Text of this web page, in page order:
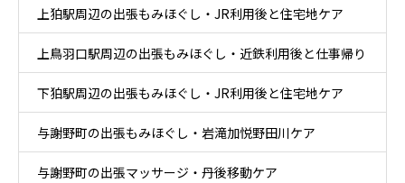
上狛駅周辺の出張もみほぐし・JR利用後と住宅地ケア
上鳥羽口駅周辺の出張もみほぐし・近鉄利用後と仕事帰り
ケア
下狛駅周辺の出張もみほぐし・JR利用後と住宅地ケア
与謝野町の出張もみほぐし・岩滝加悦野田川ケア
与謝野町の出張マッサージ・丹後移動ケア